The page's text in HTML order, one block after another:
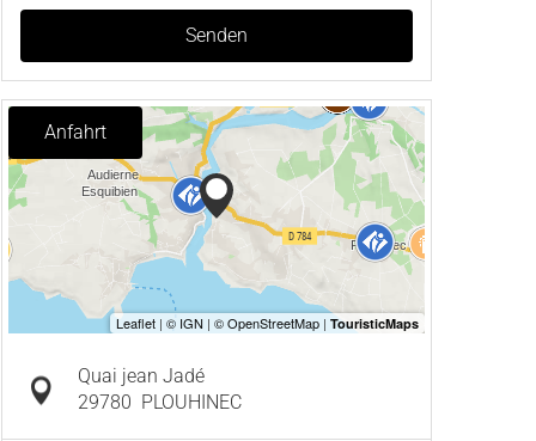
Senden
Anfahrt
Quai jean Jadé
29780 PLOUHINEC